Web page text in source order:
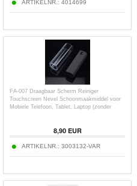
ARTIKELNR.: 4014699
FA-007 Draagbaar Scherm Reiniger
Touchscreen Nevel Schoonmaakmiddel voor
Mobiele Telefoon, Tablet, Laptop (zonder
8,90EUR
ARTIKELNR.: 3003132-VAR